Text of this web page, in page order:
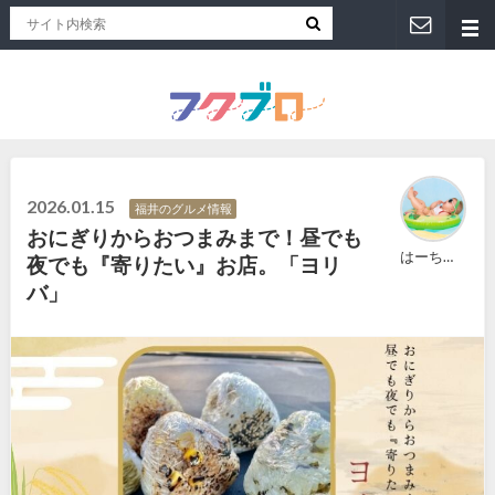
2026.01.15 福井のグルメ情報
おにぎりからおつまみまで！昼でも
夜でも『寄りたい』お店。「ヨリ
バ」
はーちゃん